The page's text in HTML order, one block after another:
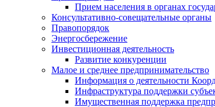
Прием населения в органах
Консультативно-совещательные органы
Правопорядок
Энергосбережение
Инвестиционная деятельность
Развитие конкуренции
Малое и среднее предпринимательство
Информация о деятельности
Инфраструктура поддержки
Имущественная поддержка